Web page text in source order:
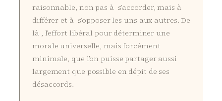
raisonnable, non pas à s’accorder, mais à
différer et à s’opposer les uns aux autres. De
là , l’effort libéral pour déterminer une
morale universelle, mais forcément
minimale, que l’on puisse partager aussi
largement que possible en dépit de ses
désaccords.